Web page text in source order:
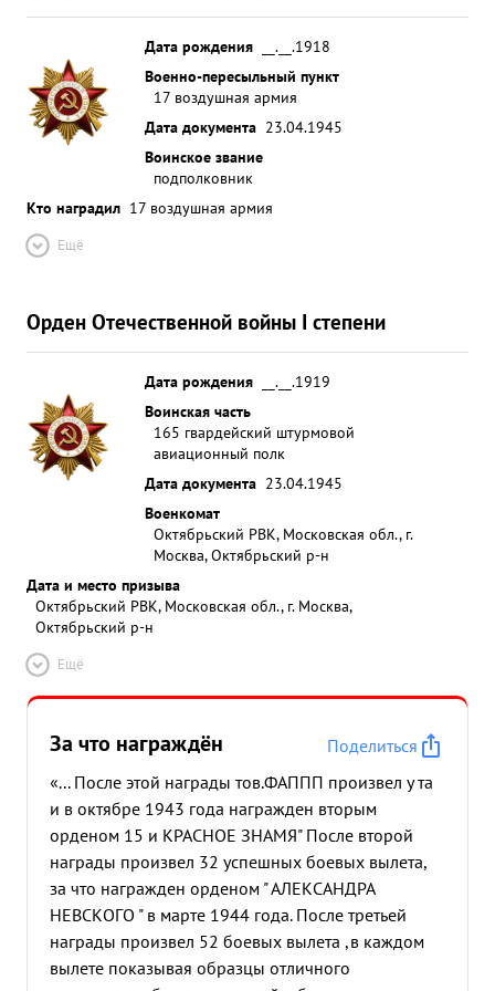
ВОЙНА " 1-й СТЕПЕНИ ...»
Дата рождения
__.__.1918
Военно-пересыльный пункт
17 воздушная армия
Дата документа 23.04.1945
Воинское звание
подполковник
Кто наградил 17 воздушная армия
Ещё
Орден Отечественной войны I степени
Дата рождения
__.__.1919
Воинская часть
165 гвардейский штурмовой
авиационный полк
Дата документа 23.04.1945
Военкомат
Октябрьский РВК, Московская обл., г.
Москва, Октябрьский р-н
Дата и место призыва
Октябрьский РВК, Московская обл., г. Москва,
Октябрьский р-н
Ещё
За что награждён
Поделиться
«... После этой награды тов.ФАППП произвел у та
и в октябре 1943 года награжден вторым
орденом 15 и КРАСНОЕ ЗНАМЯ" После второй
награды произвел 32 успешных боевых вылета,
за что награжден орденом " АЛЕКСАНДРА
НЕВСКОГО " в марте 1944 года. После третьей
награды произвел 52 боевых вылета ,в каждом
вылете показывая образцы отличного